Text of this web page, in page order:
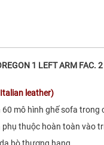
1 LEFT ARM FAC.
leather)
mô hình ghế sofa trong
thuộc hoàn toàn vào